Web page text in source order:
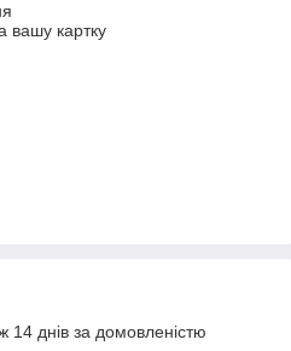
вашу картку
днів за домовленістю